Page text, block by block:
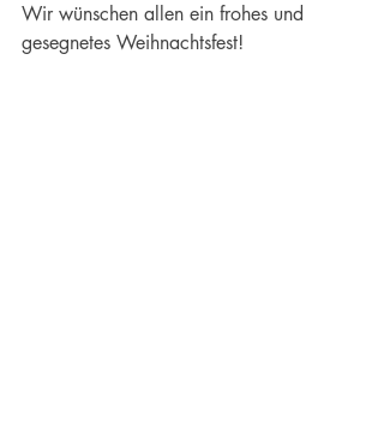
Wir wünschen allen ein frohes und
gesegnetes Weihnachtsfest!